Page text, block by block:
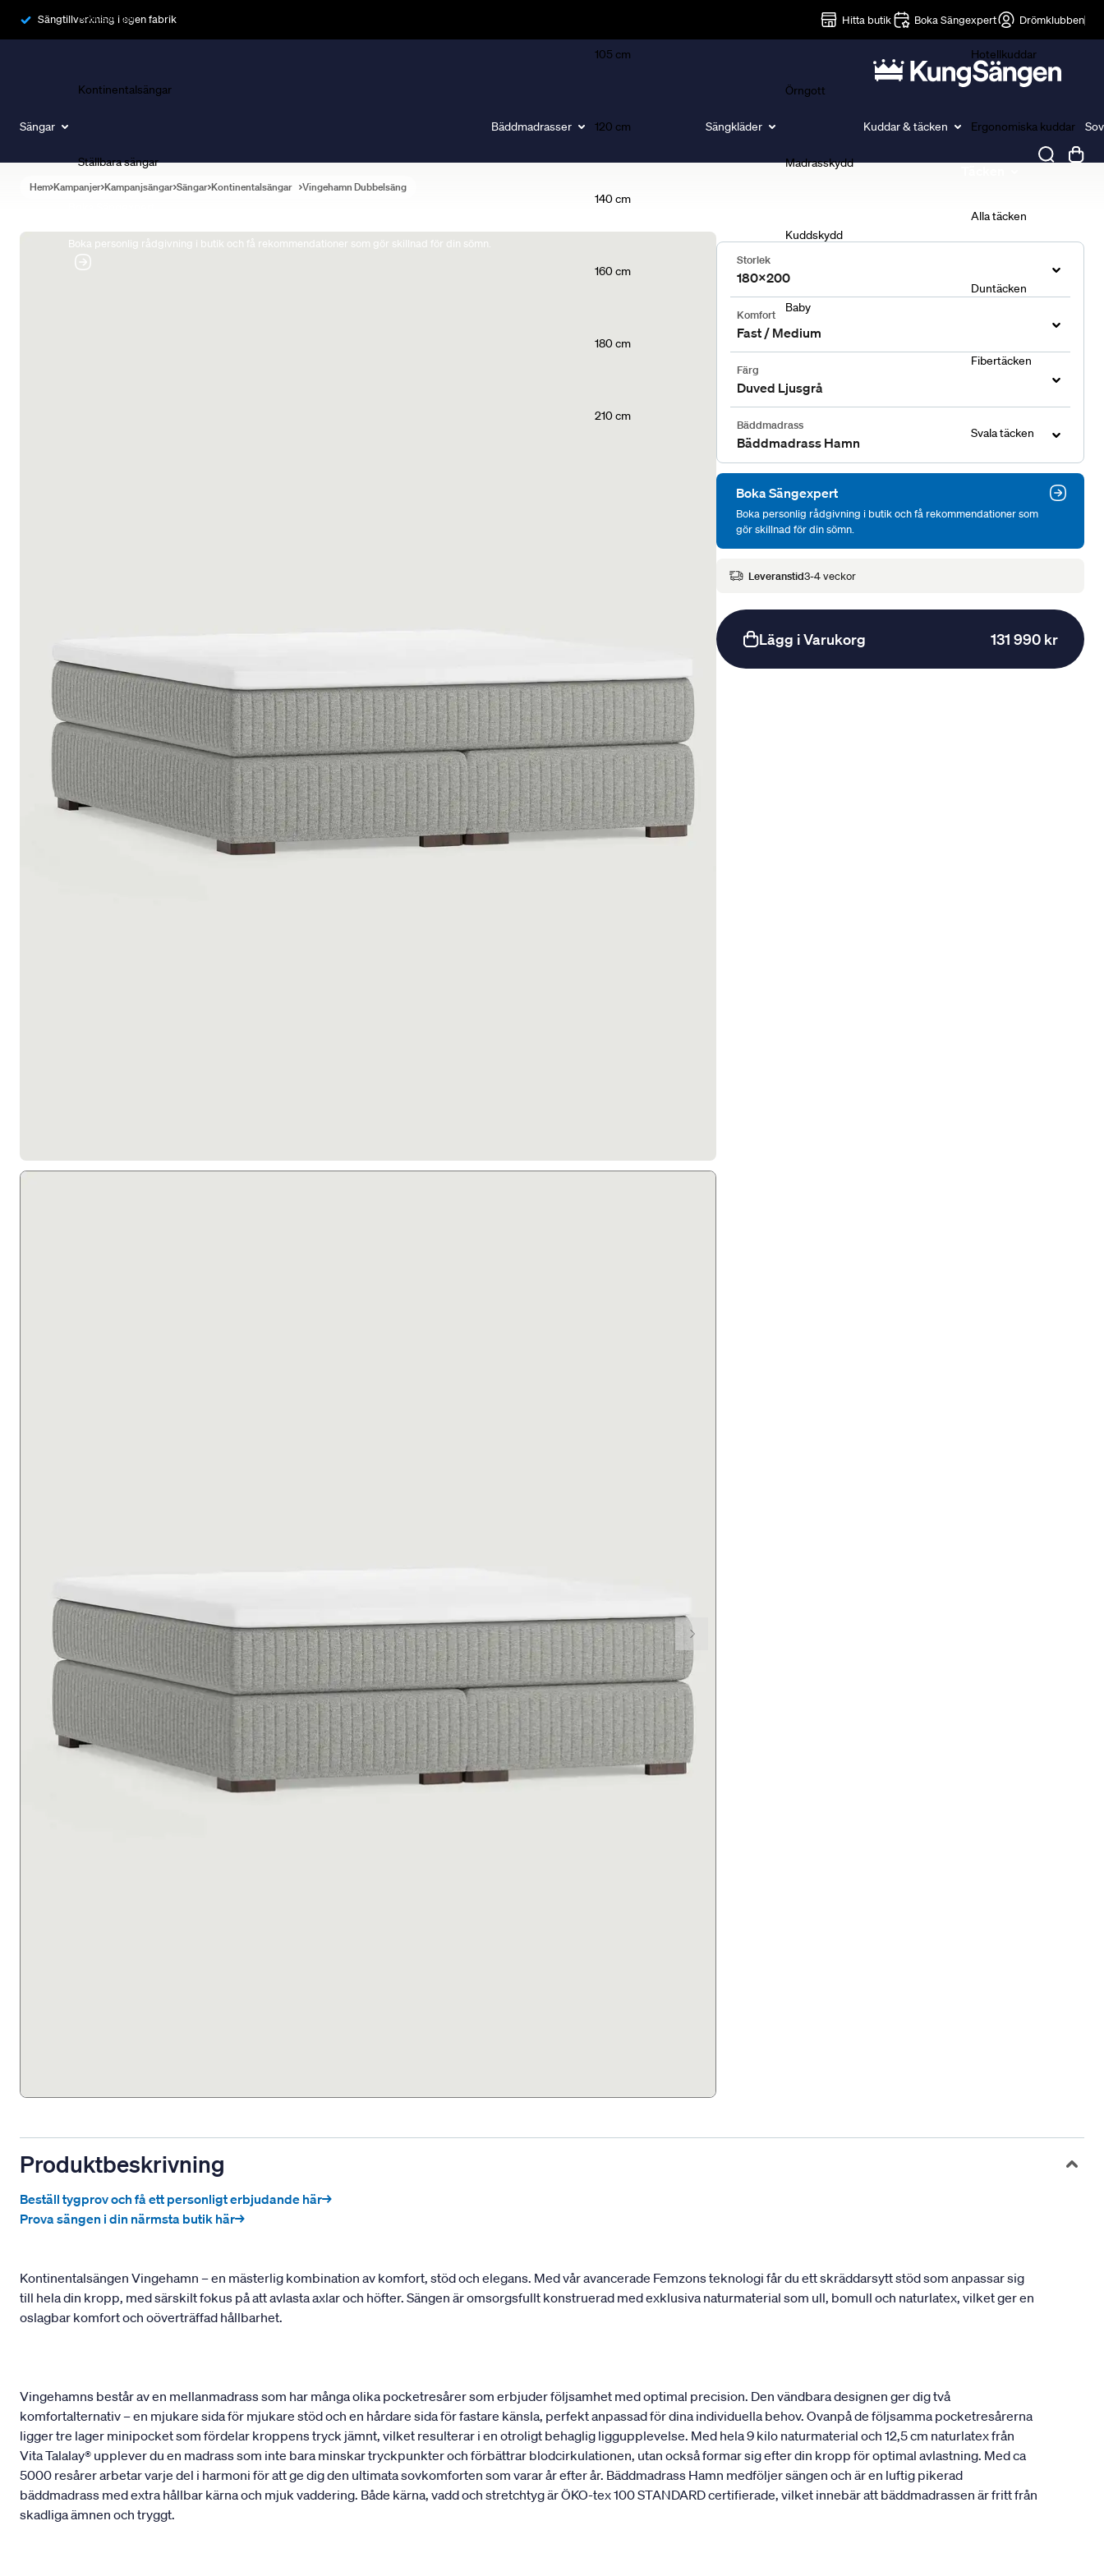
Sängtillverkning i egen fabrik Hitta butik Boka Sängexpert Drömklubben
Sängar
Ramsängar
Kontinentalsängar
Ställbara sängar
Boka personlig rådgivning i butik och få rekommendationer som gör skillnad för din sömn.
Bäddmadrasser
105 cm
120 cm
140 cm
160 cm
180 cm
210 cm
Sängkläder
Örngott
Madrasskydd
Kuddskydd
Baby
Kuddar & täcken
Hotellkuddar
Ergonomiska kuddar
Alla täcken
Duntäcken
Fibertäcken
Svala täcken
Hem Kampanjer Kampanjsängar Sängar Kontinentalsängar Vingehamn Dubbelsäng
Storlek
180x200
Komfort
Fast / Medium
Färg
Duved Ljusgrå
Bäddmadrass
Bäddmadrass Hamn
Boka Sängexpert
Boka personlig rådgivning i butik och få rekommendationer som
gör skillnad för din sömn.
Leveranstid3-4 veckor
Lägg i Varukorg 131 990 kr
Produktbeskrivning
Beställ tygprov och få ett personligt erbjudande här→
Prova sängen i din närmsta butik här→
Kontinentalsängen Vingehamn – en mästerlig kombination av komfort, stöd och elegans. Med vår avancerade Femzons teknologi får du ett skräddarsytt stöd som anpassar sig
till hela din kropp, med särskilt fokus på att avlasta axlar och höfter. Sängen är omsorgsfullt konstruerad med exklusiva naturmaterial som ull, bomull och naturlatex, vilket ger en
oslagbar komfort och oöverträffad hållbarhet.
Vingehamns består av en mellanmadrass som har många olika pocketresårer som erbjuder följsamhet med optimal precision. Den vändbara designen ger dig två
komfortalternativ – en mjukare sida för mjukare stöd och en hårdare sida för fastare känsla, perfekt anpassad för dina individuella behov. Ovanpå de följsamma pocketresårerna
ligger tre lager minipocket som fördelar kroppens tryck jämnt, vilket resulterar i en otroligt behaglig liggupplevelse. Med hela 9 kilo naturmaterial och 12,5 cm naturlatex från
Vita Talalay® upplever du en madrass som inte bara minskar tryckpunkter och förbättrar blodcirkulationen, utan också formar sig efter din kropp för optimal avlastning. Med ca
5000 resårer arbetar varje del i harmoni för att ge dig den ultimata sovkomforten som varar år efter år. Bäddmadrass Hamn medföljer sängen och är en luftig pikerad
bäddmadrass med extra hållbar kärna och mjuk vaddering. Både kärna, vadd och stretchtyg är ÖKO-tex 100 STANDARD certifierade, vilket innebär att bäddmadrassen är fritt från
skadliga ämnen och tryggt.